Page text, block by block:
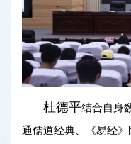
杜德平结合自身
通儒道经典、《易经